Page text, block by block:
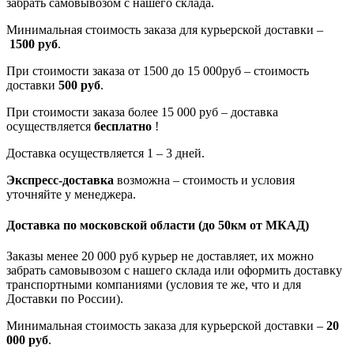
забрать самовывозом с нашего склада.
Минимальная стоимость заказа для курьерской доставки –
1500 руб.
При стоимости заказа от 1500 до 15 000руб – стоимость
доставки 500 руб.
При стоимости заказа более 15 000 руб – доставка
осуществляется бесплатно !
Доставка осуществляется 1 – 3 дней.
Экспресс-доставка возможна – стоимость и условия
уточняйте у менеджера.
Доставка по московской области (до 50км от МКАД)
Заказы менее 20 000 руб курьер не доставляет, их можно
забрать самовывозом с нашего склада или оформить доставку
транспортными компаниями (условия те же, что и для
Доставки по России).
Минимальная стоимость заказа для курьерской доставки – 20
000 руб.